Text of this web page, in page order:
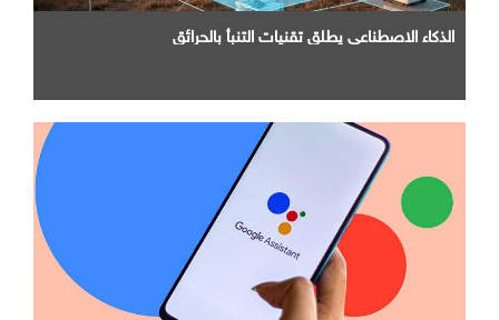
الذكاء الاصطناعي يطلق تقنيات التنبأ بالحرائق